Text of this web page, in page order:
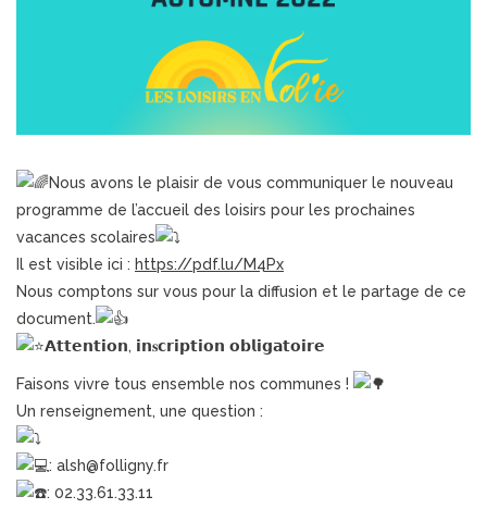
Nous avons le plaisir de vous communiquer le nouveau
programme de l’accueil des loisirs pour les prochaines
vacances scolaires
Il est visible ici : https://pdf.lu/M4Px
Nous comptons sur vous pour la diffusion et le partage de ce
document.
𝗔𝘁𝘁𝗲𝗻𝘁𝗶𝗼𝗻, 𝗶𝗻𝐬𝗰𝗿𝗶𝗽𝘁𝗶𝗼𝗻 𝗼𝗯𝗹𝗶𝗴𝗮𝘁𝗼𝗶𝗿𝗲
Faisons vivre tous ensemble nos communes !
Un renseignement, une question :
: alsh@folligny.fr
: 02.33.61.33.11